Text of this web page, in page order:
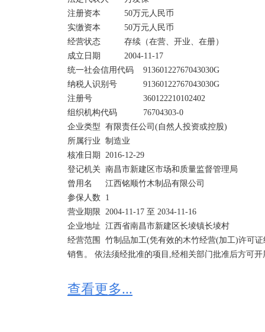
注册资本	        50万元人民币
实缴资本	        50万元人民币
经营状态	        存续（在营、开业、在册）
成立日期	        2004-11-17
统一社会信用代码	91360122767043030G
纳税人识别号	        91360122767043030G
注册号	                360122210102402
组织机构代码	        76704303-0
企业类型	有限责任公司(自然人投资或控股)
所属行业	制造业
核准日期	2016-12-29
登记机关	南昌市新建区市场和质量监督管理局
曾用名	江西铭顺竹木制品有限公司
参保人数	1
营业期限	2004-11-17 至 2034-11-16
企业地址	江西省南昌市新建区长堎镇长堎村
经营范围	竹制品加工(凭有效的木竹经营(加工)许可证经)、床上用品、纺织品生产、土产品销售;服装加工
销售。 依法须经批准的项目,经相关部门批准后方可
查看更多...